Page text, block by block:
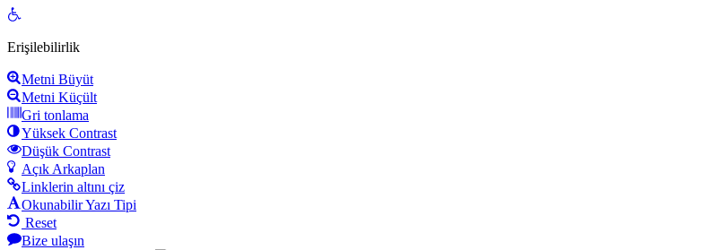
Open
Erişilebilirlik
Metni Büyüt
Metni Küçült
Gri tonlama
Yüksek Contrast
Düşük Contrast
Açık Arkaplan
Linklerin altını çiz
Okunabilir Yazı Tipi
Reset
Bize ulaşın